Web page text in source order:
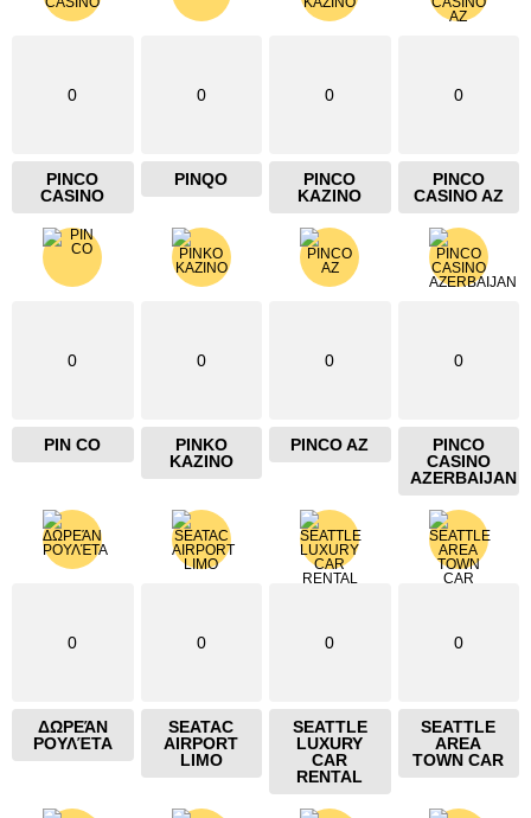
0
PINCO
CASINO
0
PINQO
0
PINCO
KAZINO
0
PINCO
CASINO AZ
0
PIN CO
0
PINKO
KAZINO
0
PINCO AZ
0
PINCO
CASINO
AZERBAIJAN
0
ΔΩΡΕΆΝ
ΡΟΥΛΈΤΑ
0
SEATAC
AIRPORT
LIMO
0
SEATTLE
LUXURY
CAR
RENTAL
0
SEATTLE
AREA
TOWN CAR